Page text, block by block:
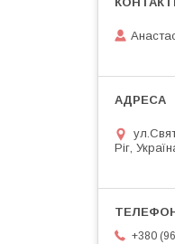
Ріг,
+380